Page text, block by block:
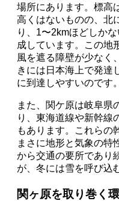
場所にあります。標高
高くはないものの、北
り、1〜2kmほどしか
成しています。この地
風を遮る障壁が少なく
きには日本海上で発達
に到達しやすいのです。
また、関ケ原は岐阜県
り、東海道線や新幹線
もあります。これらの
まさに地形と気象の特
から交通の要所であり
が、冬には雪を呼び込
関ヶ原を取り巻く